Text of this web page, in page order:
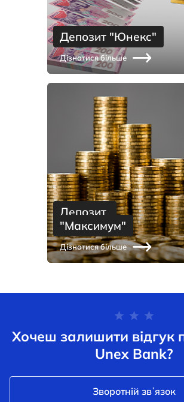
Депозит "Юнекс"
Дізнатися більше
Депозит
"Максимум"
Дізнатися більше
Хочеш залишити відгук
Unex Bank?
Зворотній звʼязок